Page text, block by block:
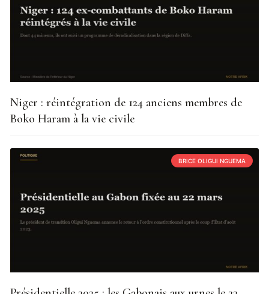
Niger : réintégration de 124 anciens membres de
Boko Haram à la vie civile
BRICE OLIGUI NGUEMA